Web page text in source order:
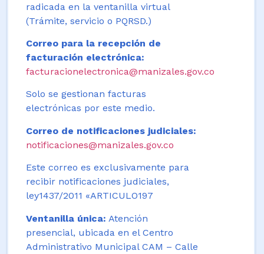
radicada en la ventanilla virtual
(Trámite, servicio o PQRSD.)
Correo para la recepción de
facturación electrónica:
facturacionelectronica@manizales.gov.co
Solo se gestionan facturas
electrónicas por este medio.
Correo de notificaciones judiciales:
notificaciones@manizales.gov.co
Este correo es exclusivamente para
recibir notificaciones judiciales,
ley1437/2011 «ARTICULO197
Ventanilla única: Atención
presencial, ubicada en el Centro
Administrativo Municipal CAM – Calle